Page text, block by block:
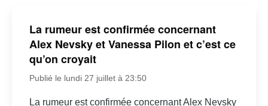
La rumeur est confirmée concernant
Alex Nevsky et Vanessa Pilon et c’est ce
qu’on croyait
Publié le lundi 27 juillet à 23:50
La rumeur est confirmée concernant Alex Nevsky